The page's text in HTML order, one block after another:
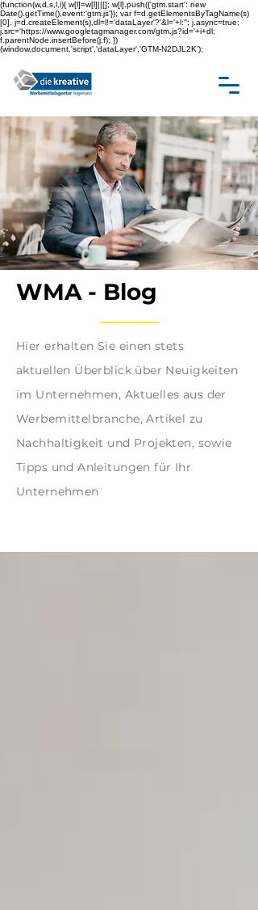
(function(w,d,s,l,i){ w[l]=w[l]||[]; w[l].push({'gtm.start': new
Date().getTime(),event:'gtm.js'}); var f=d.getElementsByTagName(s)
[0], j=d.createElement(s),dl=l!='dataLayer'?'&l='+l:''; j.async=true;
j.src='https://www.googletagmanager.com/gtm.js?id='+i+dl;
f.parentNode.insertBefore(j,f); })
(window,document,'script','dataLayer','GTM-N2DJL2K');
WMA - Blog
Hier erhalten Sie einen stets
aktuellen Überblick über Neuigkeiten
im Unternehmen, Aktuelles aus der
Werbemittelbranche, Artikel zu
Nachhaltigkeit und Projekten, sowie
Tipps und Anleitungen für Ihr
Unternehmen